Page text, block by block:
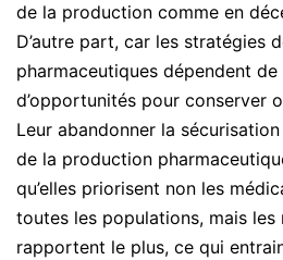
de la production comme en
D’autre part, car les stratégies
pharmaceutiques dépendent
d’opportunités pour conserver
Leur abandonner la
de la production
qu’elles priorisent non les
toutes les populations, mais les
rapportent le plus, ce qui